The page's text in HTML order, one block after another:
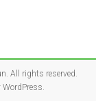
. All rights reserved.
WordPress